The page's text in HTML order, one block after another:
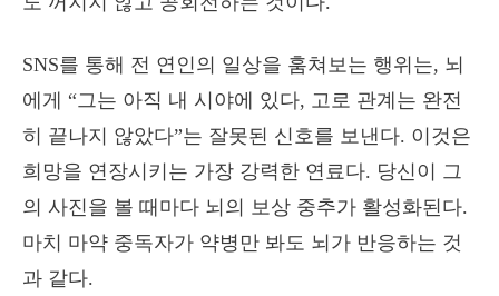
SNS를 통해 전 연인의 일상을 훔쳐보는 행위는, 뇌
에게 “그는 아직 내 시야에 있다, 고로 관계는 완전
히 끝나지 않았다”는 잘못된 신호를 보낸다. 이것은
희망을 연장시키는 가장 강력한 연료다. 당신이 그
의 사진을 볼 때마다 뇌의 보상 중추가 활성화된다.
마치 마약 중독자가 약병만 봐도 뇌가 반응하는 것
과 같다.